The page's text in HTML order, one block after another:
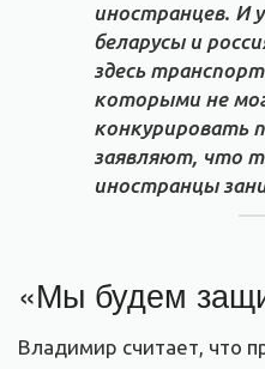
иностранцев. И
беларусы и
здесь
которыми не
конкурировать
заявляют, что
иностранцы
«Мы будем
Владимир считает, что